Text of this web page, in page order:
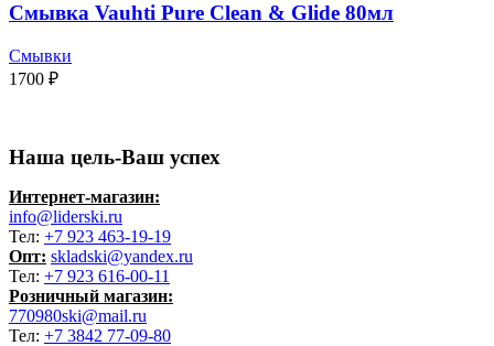
Смывка Vauhti Pure Clean & Glide 80мл
Смывки
1700 ₽
Наша цель-Ваш успех
Интернет-магазин:
info@liderski.ru
Тел: +7 923 463-19-19
Опт: skladski@yandex.ru
Тел: +7 923 616-00-11
Розничный магазин:
770980ski@mail.ru
Тел: +7 3842 77-09-80